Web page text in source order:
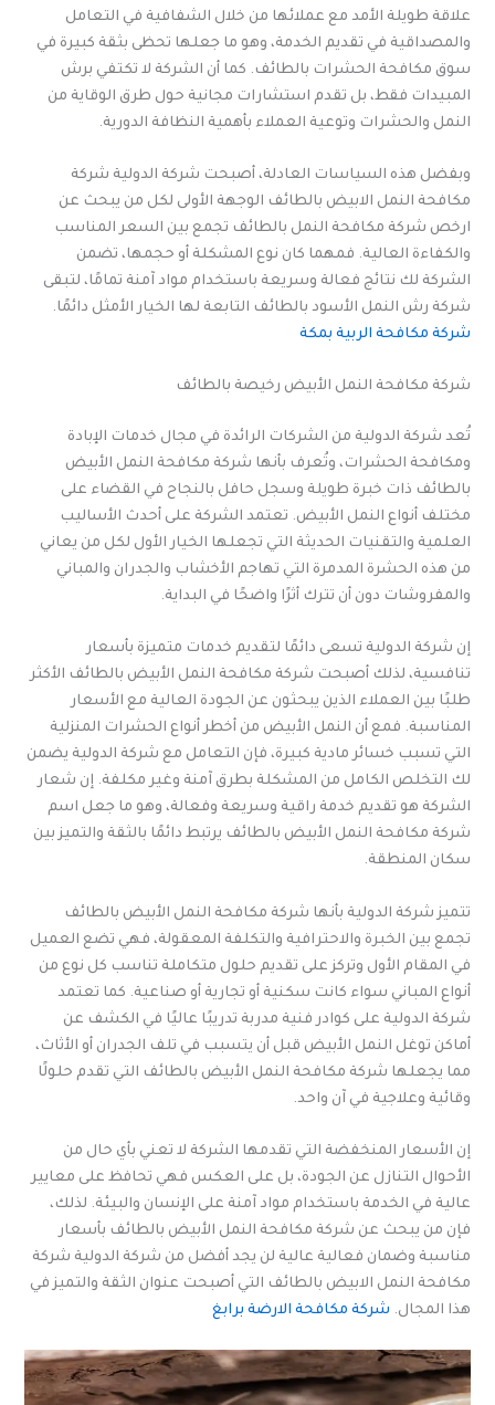
علاقة طويلة الأمد مع عملائها من خلال الشفافية في التعامل
والمصداقية في تقديم الخدمة، وهو ما جعلها تحظى بثقة كبيرة في
سوق مكافحة الحشرات بالطائف. كما أن الشركة لا تكتفي برش
المبيدات فقط، بل تقدم استشارات مجانية حول طرق الوقاية من
النمل والحشرات وتوعية العملاء بأهمية النظافة الدورية.
وبفضل هذه السياسات العادلة، أصبحت شركة الدولية شركة
مكافحة النمل الابيض بالطائف الوجهة الأولى لكل من يبحث عن
ارخص شركة مكافحة النمل بالطائف تجمع بين السعر المناسب
والكفاءة العالية. فمهما كان نوع المشكلة أو حجمها، تضمن
الشركة لك نتائج فعالة وسريعة باستخدام مواد آمنة تمامًا، لتبقى
شركة رش النمل الأسود بالطائف التابعة لها الخيار الأمثل دائمًا.
شركة مكافحة الربية بمكة
شركة مكافحة النمل الأبيض رخيصة بالطائف
تُعد شركة الدولية من الشركات الرائدة في مجال خدمات الإبادة
ومكافحة الحشرات، وتُعرف بأنها شركة مكافحة النمل الأبيض
بالطائف ذات خبرة طويلة وسجل حافل بالنجاح في القضاء على
مختلف أنواع النمل الأبيض. تعتمد الشركة على أحدث الأساليب
العلمية والتقنيات الحديثة التي تجعلها الخيار الأول لكل من يعاني
من هذه الحشرة المدمرة التي تهاجم الأخشاب والجدران والمباني
والمفروشات دون أن تترك أثرًا واضحًا في البداية.
إن شركة الدولية تسعى دائمًا لتقديم خدمات متميزة بأسعار
تنافسية، لذلك أصبحت شركة مكافحة النمل الأبيض بالطائف الأكثر
طلبًا بين العملاء الذين يبحثون عن الجودة العالية مع الأسعار
المناسبة. فمع أن النمل الأبيض من أخطر أنواع الحشرات المنزلية
التي تسبب خسائر مادية كبيرة، فإن التعامل مع شركة الدولية يضمن
لك التخلص الكامل من المشكلة بطرق آمنة وغير مكلفة. إن شعار
الشركة هو تقديم خدمة راقية وسريعة وفعالة، وهو ما جعل اسم
شركة مكافحة النمل الأبيض بالطائف يرتبط دائمًا بالثقة والتميز بين
سكان المنطقة.
تتميز شركة الدولية بأنها شركة مكافحة النمل الأبيض بالطائف
تجمع بين الخبرة والاحترافية والتكلفة المعقولة، فهي تضع العميل
في المقام الأول وتركز على تقديم حلول متكاملة تناسب كل نوع من
أنواع المباني سواء كانت سكنية أو تجارية أو صناعية. كما تعتمد
شركة الدولية على كوادر فنية مدربة تدريبًا عاليًا في الكشف عن
أماكن توغل النمل الأبيض قبل أن يتسبب في تلف الجدران أو الأثاث،
مما يجعلها شركة مكافحة النمل الأبيض بالطائف التي تقدم حلولًا
وقائية وعلاجية في آن واحد.
إن الأسعار المنخفضة التي تقدمها الشركة لا تعني بأي حال من
الأحوال التنازل عن الجودة، بل على العكس فهي تحافظ على معايير
عالية في الخدمة باستخدام مواد آمنة على الإنسان والبيئة. لذلك،
فإن من يبحث عن شركة مكافحة النمل الأبيض بالطائف بأسعار
مناسبة وضمان فعالية عالية لن يجد أفضل من شركة الدولية شركة
مكافحة النمل الابيض بالطائف التي أصبحت عنوان الثقة والتميز في
هذا المجال. شركة مكافحة الارضة برابغ